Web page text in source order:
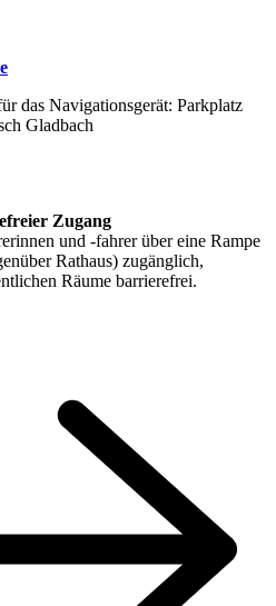
das Navigationsgerät: Parkplatz
Gladbach
Zugang
und -fahrer über eine Rampe
Rathaus) zugänglich,
Räume barrierefrei.